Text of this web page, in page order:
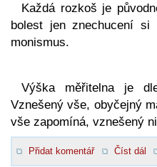
Každá rozkoš je
bolest jen znechucení
monismus.
Výška měřitelna je
Vznešený vše, obyčejný
vše zapomíná, vznešený
Přidat komentář Číst dál